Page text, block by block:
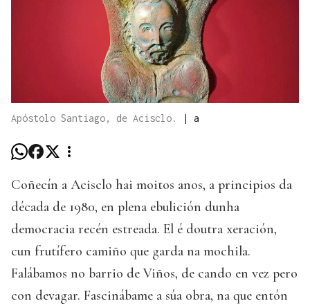
Apóstolo Santiago, de Acisclo. | a
Coñecín a Acisclo hai moitos anos, a principios da
década de 1980, en plena ebulición dunha
democracia recén estreada. El é doutra xeración,
cun frutífero camiño que garda na mochila.
Falábamos no barrio de Viños, de cando en vez pero
con devagar. Fascinábame a súa obra, na que entón